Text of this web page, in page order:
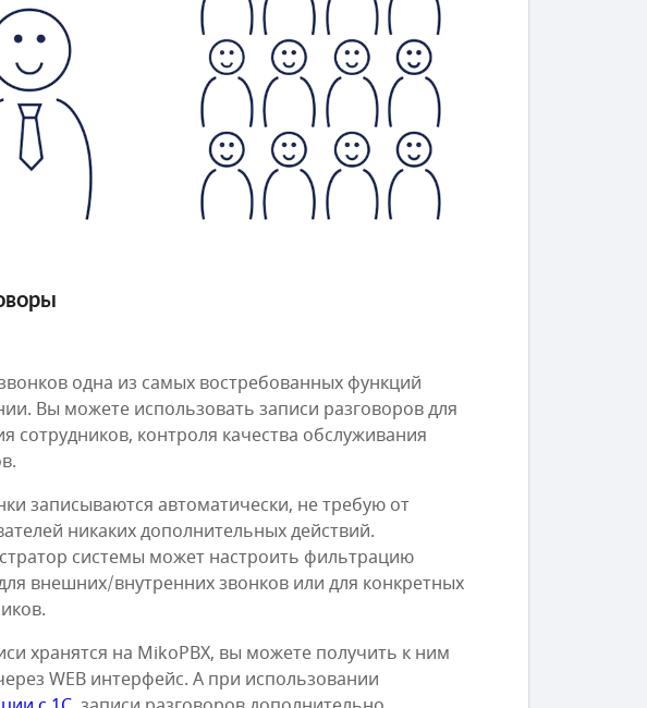
одна из самых востребованных функций
Вы можете использовать записи разговоров для
сотрудников, контроля качества обслуживания
записываются автоматически, не требую от
никаких дополнительных действий.
системы может настроить фильтрацию
внешних/внутренних звонков или для конкретных
хранятся на MikoPBX, вы можете получить к ним
WEB интерфейс. А при использовании